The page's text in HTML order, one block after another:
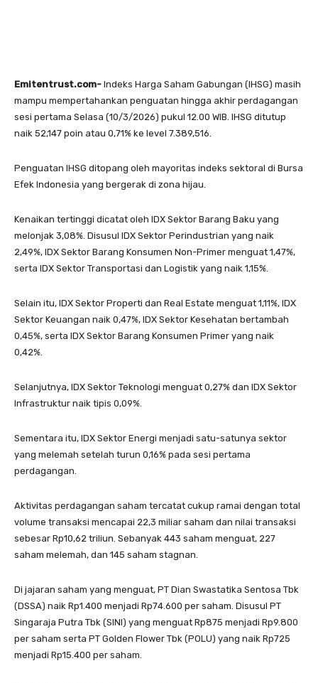
Emitentrust.com- Indeks Harga Saham Gabungan (IHSG) masih
mampu mempertahankan penguatan hingga akhir perdagangan
sesi pertama Selasa (10/3/2026) pukul 12.00 WIB. IHSG ditutup
naik 52,147 poin atau 0,71% ke level 7.389,516.
Penguatan IHSG ditopang oleh mayoritas indeks sektoral di Bursa
Efek Indonesia yang bergerak di zona hijau.
Kenaikan tertinggi dicatat oleh IDX Sektor Barang Baku yang
melonjak 3,08%. Disusul IDX Sektor Perindustrian yang naik
2,49%, IDX Sektor Barang Konsumen Non-Primer menguat 1,47%,
serta IDX Sektor Transportasi dan Logistik yang naik 1,15%.
Selain itu, IDX Sektor Properti dan Real Estate menguat 1,11%, IDX
Sektor Keuangan naik 0,47%, IDX Sektor Kesehatan bertambah
0,45%, serta IDX Sektor Barang Konsumen Primer yang naik
0,42%.
Selanjutnya, IDX Sektor Teknologi menguat 0,27% dan IDX Sektor
Infrastruktur naik tipis 0,09%.
Sementara itu, IDX Sektor Energi menjadi satu-satunya sektor
yang melemah setelah turun 0,16% pada sesi pertama
perdagangan.
Aktivitas perdagangan saham tercatat cukup ramai dengan total
volume transaksi mencapai 22,3 miliar saham dan nilai transaksi
sebesar Rp10,62 triliun. Sebanyak 443 saham menguat, 227
saham melemah, dan 145 saham stagnan.
Di jajaran saham yang menguat, PT Dian Swastatika Sentosa Tbk
(DSSA) naik Rp1.400 menjadi Rp74.600 per saham. Disusul PT
Singaraja Putra Tbk (SINI) yang menguat Rp875 menjadi Rp9.800
per saham serta PT Golden Flower Tbk (POLU) yang naik Rp725
menjadi Rp15.400 per saham.